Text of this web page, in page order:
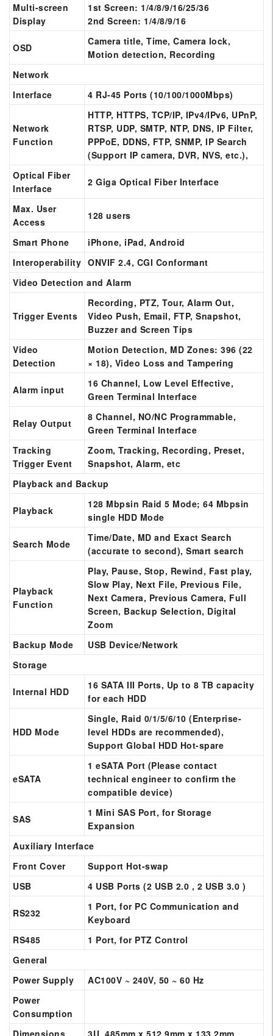
Multi-screen
Display
1st Screen: 1/4/8/9/16/25/36
2nd Screen: 1/4/8/9/16
OSD
Camera title, Time, Camera lock,
Motion detection, Recording
Network
Interface
4 RJ-45 Ports (10/100/1000Mbps)
Network
Function
HTTP, HTTPS, TCP/IP, IPv4/IPv6, UPnP,
RTSP, UDP, SMTP, NTP, DNS, IP Filter,
PPPoE, DDNS, FTP, SNMP, IP Search
(Support IP camera, DVR, NVS, etc.),
Optical Fiber
Interface
2 Giga Optical Fiber Interface
Max. User
Access
128 users
Smart Phone
iPhone, iPad, Android
Interoperability ONVIF 2.4, CGI Conformant
Video Detection and Alarm
Trigger Events
Recording, PTZ, Tour, Alarm Out,
Video Push, Email, FTP, Snapshot,
Buzzer and Screen Tips
Video
Detection
Motion Detection, MD Zones: 396 (22
× 18), Video Loss and Tampering
Alarm input
16 Channel, Low Level Effective,
Green Terminal Interface
Relay Output
8 Channel, NO/NC Programmable,
Green Terminal Interface
Tracking
Trigger Event
Zoom, Tracking, Recording, Preset,
Snapshot, Alarm, etc
Playback and Backup
Playback
128 Mbpsin Raid 5 Mode; 64 Mbpsin
single HDD Mode
Search Mode
Time/Date, MD and Exact Search
(accurate to second), Smart search
Playback
Function
Play, Pause, Stop, Rewind, Fast play,
Slow Play, Next File, Previous File,
Next Camera, Previous Camera, Full
Screen, Backup Selection, Digital
Zoom
Backup Mode
USB Device/Network
Storage
Internal HDD
16 SATA III Ports, Up to 8 TB capacity
for each HDD
HDD Mode
Single, Raid 0/1/5/6/10 (Enterprise-
level HDDs are recommended),
Support Global HDD Hot-spare
eSATA
1 eSATA Port (Please contact
technical engineer to confirm the
compatible device)
SAS
1 Mini SAS Port, for Storage
Expansion
Auxiliary Interface
Front Cover
Support Hot-swap
USB
4 USB Ports (2 USB 2.0 , 2 USB 3.0 )
RS232
1 Port, for PC Communication and
Keyboard
RS485
1 Port, for PTZ Control
General
Power Supply
AC100V ~ 240V, 50 ~ 60 Hz
Power
Consumption
Dimensions
3U, 485mm x 512.9mm x 133.2mm